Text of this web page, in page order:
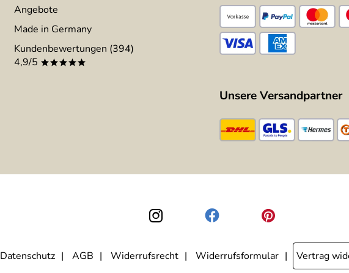
Angebote
Made in Germany
Kundenbewertungen (394)
4,9/5 *****
Unsere Versandpartner
Datenschutz AGB Widerrufsrecht Widerrufsformular Vertrag